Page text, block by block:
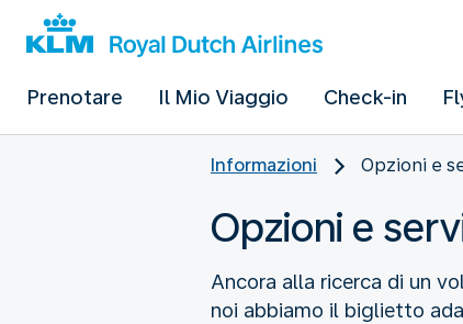
Prenotare Il Mio Viaggio Check-in
Informazioni Opzioni e
Opzioni e
Ancora alla ricerca di un
noi abbiamo il biglietto